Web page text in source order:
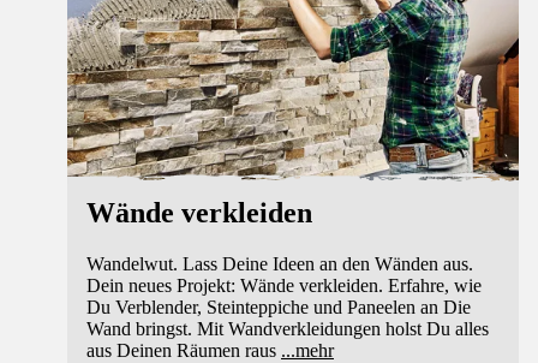
Wände verkleiden
Wandelwut. Lass Deine Ideen an den Wänden aus.
Dein neues Projekt: Wände verkleiden. Erfahre, wie
Du Verblender, Steinteppiche und Paneelen an Die
Wand bringst. Mit Wandverkleidungen holst Du alles
aus Deinen Räumen raus ...mehr